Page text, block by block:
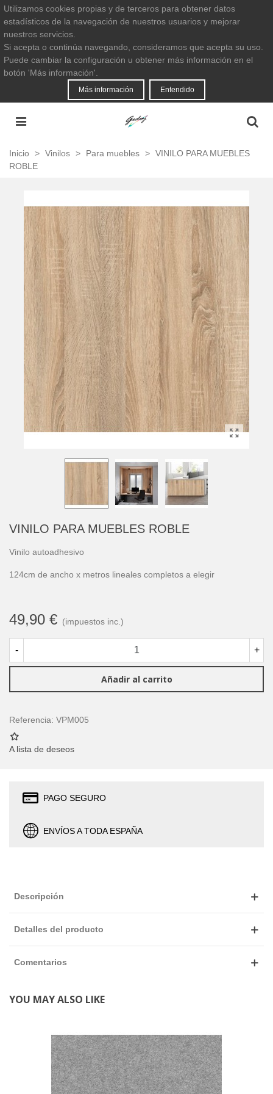
Utilizamos cookies propias y de terceros para obtener datos
estadísticos de la navegación de nuestros usuarios y mejorar
nuestros servicios.
Si acepta o continúa navegando, consideramos que acepta su uso.
Puede cambiar la configuración u obtener más información en el
botón 'Más información'.
Más información Entendido
Inicio > Vinilos > Para muebles > VINILO PARA MUEBLES
ROBLE
VINILO PARA MUEBLES ROBLE
Vinilo autoadhesivo
124cm de ancho x metros lineales completos a elegir
49,90 € (impuestos inc.)
- +
Añadir al carrito
Referencia: VPM005
A lista de deseos
PAGO SEGURO
ENVÍOS A TODA ESPAÑA
Descripción
Detalles del producto
Comentarios
YOU MAY ALSO LIKE